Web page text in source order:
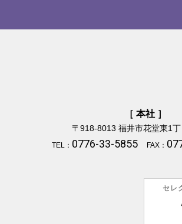
［ 本社 ］
〒918-8013 福井市花堂東1
TEL： 0776-33-5855 FAX：
セレ